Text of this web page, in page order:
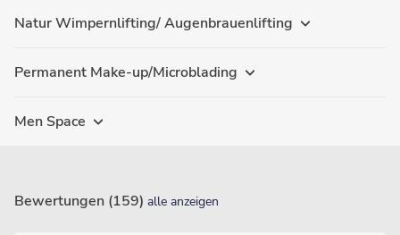
Natur Wimpernlifting/ Augenbrauenlifting
Permanent Make-up/Microblading
Men Space
Bewertungen (159) alle anzeigen